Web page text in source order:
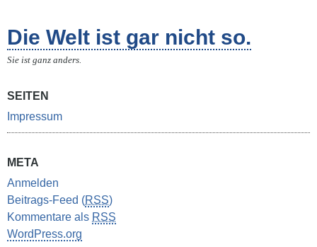
Die Welt ist gar nicht so.
Sie ist ganz anders.
SEITEN
Impressum
META
Anmelden
Beitrags-Feed (RSS)
Kommentare als RSS
WordPress.org